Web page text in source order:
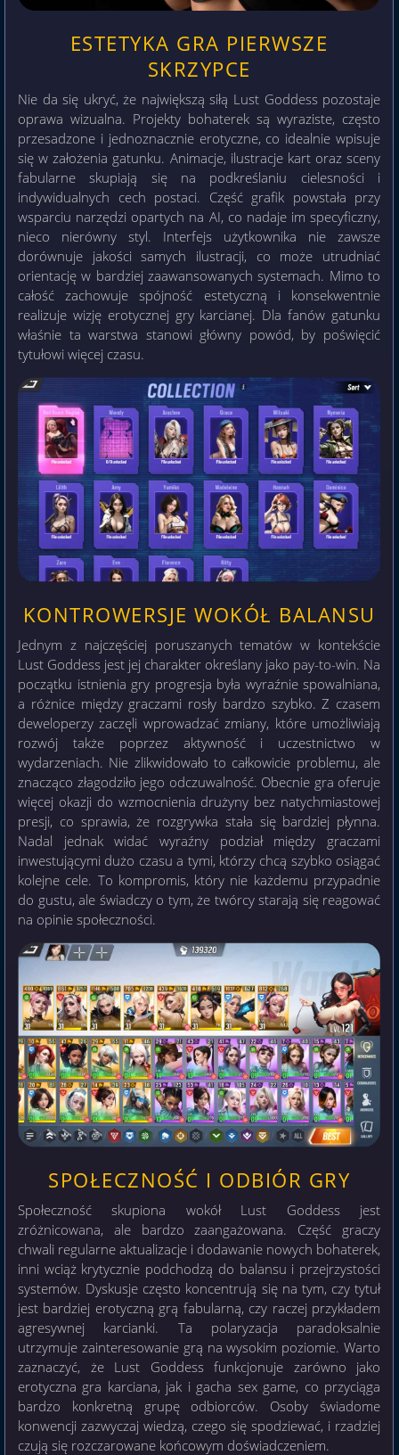
ESTETYKA GRA PIERWSZE
SKRZYPCE
Nie da się ukryć, że największą siłą Lust Goddess pozostaje
oprawa wizualna. Projekty bohaterek są wyraziste, często
przesadzone i jednoznacznie erotyczne, co idealnie wpisuje
się w założenia gatunku. Animacje, ilustracje kart oraz sceny
fabularne skupiają się na podkreślaniu cielesności i
indywidualnych cech postaci. Część grafik powstała przy
wsparciu narzędzi opartych na AI, co nadaje im specyficzny,
nieco nierówny styl. Interfejs użytkownika nie zawsze
dorównuje jakości samych ilustracji, co może utrudniać
orientację w bardziej zaawansowanych systemach. Mimo to
całość zachowuje spójność estetyczną i konsekwentnie
realizuje wizję erotycznej gry karcianej. Dla fanów gatunku
właśnie ta warstwa stanowi główny powód, by poświęcić
tytułowi więcej czasu.
KONTROWERSJE WOKÓŁ BALANSU
Jednym z najczęściej poruszanych tematów w kontekście
Lust Goddess jest jej charakter określany jako pay-to-win. Na
początku istnienia gry progresja była wyraźnie spowalniana,
a różnice między graczami rosły bardzo szybko. Z czasem
deweloperzy zaczęli wprowadzać zmiany, które umożliwiają
rozwój także poprzez aktywność i uczestnictwo w
wydarzeniach. Nie zlikwidowało to całkowicie problemu, ale
znacząco złagodziło jego odczuwalność. Obecnie gra oferuje
więcej okazji do wzmocnienia drużyny bez natychmiastowej
presji, co sprawia, że rozgrywka stała się bardziej płynna.
Nadal jednak widać wyraźny podział między graczami
inwestującymi dużo czasu a tymi, którzy chcą szybko osiągać
kolejne cele. To kompromis, który nie każdemu przypadnie
do gustu, ale świadczy o tym, że twórcy starają się reagować
na opinie społeczności.
SPOŁECZNOŚĆ I ODBIÓR GRY
Społeczność skupiona wokół Lust Goddess jest
zróżnicowana, ale bardzo zaangażowana. Część graczy
chwali regularne aktualizacje i dodawanie nowych bohaterek,
inni wciąż krytycznie podchodzą do balansu i przejrzystości
systemów. Dyskusje często koncentrują się na tym, czy tytuł
jest bardziej erotyczną grą fabularną, czy raczej przykładem
agresywnej karcianki. Ta polaryzacja paradoksalnie
utrzymuje zainteresowanie grą na wysokim poziomie. Warto
zaznaczyć, że Lust Goddess funkcjonuje zarówno jako
erotyczna gra karciana, jak i gacha sex game, co przyciąga
bardzo konkretną grupę odbiorców. Osoby świadome
konwencji zazwyczaj wiedzą, czego się spodziewać, i rzadziej
czują się rozczarowane końcowym doświadczeniem.